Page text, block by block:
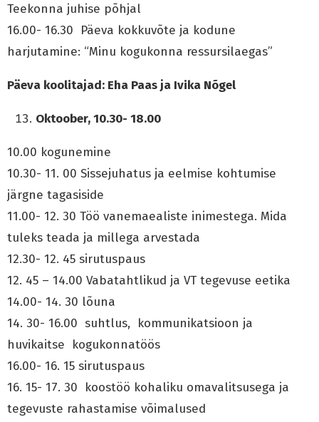
Teekonna juhise põhjal
16.00- 16.30 Päeva kokkuvõte ja kodune
harjutamine: “Minu kogukonna ressursilaegas”
Päeva koolitajad: Eha Paas ja Ivika Nõgel
Oktoober, 10.30- 18.00
10.00 kogunemine
10.30- 11. 00 Sissejuhatus ja eelmise kohtumise
järgne tagasiside
11.00- 12. 30 Töö vanemaealiste inimestega. Mida
tuleks teada ja millega arvestada
12.30- 12. 45 sirutuspaus
12. 45 – 14.00 Vabatahtlikud ja VT tegevuse eetika
14.00- 14. 30 lõuna
14. 30- 16.00 suhtlus, kommunikatsioon ja
huvikaitse kogukonnatöös
16.00- 16. 15 sirutuspaus
16. 15- 17. 30 koostöö kohaliku omavalitsusega ja
tegevuste rahastamise võimalused